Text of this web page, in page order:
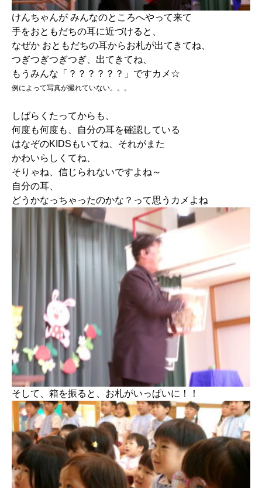
けんちゃんが みんなのところへやって来て
手をおともだちの耳に近づけると、
なぜか おともだちの耳からお札が出てきてね、
つぎつぎつぎつぎ、出てきてね、
もうみんな「？？？？？？」ですカメ☆
例によって写真が撮れていない。。。
しばらくたってからも、
何度も何度も、自分の耳を確認している
はなぞのKIDSもいてね、それがまた
かわいらしくてね、
そりゃね、信じられないですよね～
自分の耳、
どうかなっちゃったのかな？って思うカメよね
そして、箱を振ると、お札がいっぱいに！！